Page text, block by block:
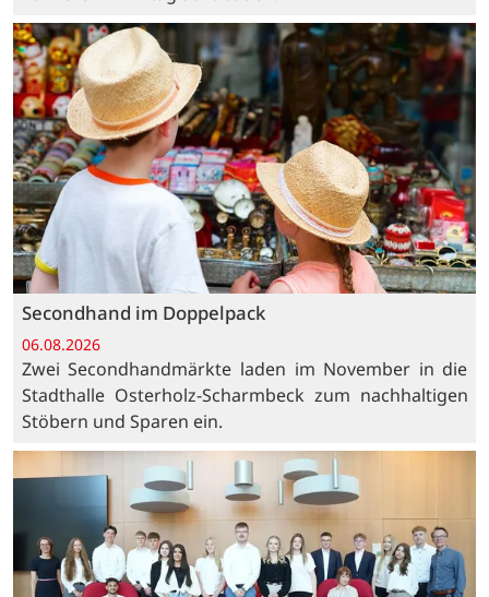
Secondhand im Doppelpack
06.08.2026
Zwei Secondhandmärkte laden im November in die
Stadthalle Osterholz-Scharmbeck zum nachhaltigen
Stöbern und Sparen ein.